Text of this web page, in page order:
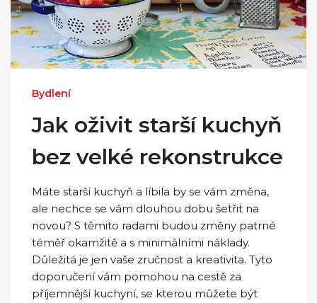
Bydlení
Jak oživit starší kuchyň
bez velké rekonstrukce
Máte starší kuchyň a líbila by se vám změna,
ale nechce se vám dlouhou dobu šetřit na
novou? S těmito radami budou změny patrné
téměř okamžitě a s minimálními náklady.
Důležitá je jen vaše zručnost a kreativita. Tyto
doporučení vám pomohou na cestě za
příjemnější kuchyní, se kterou můžete být